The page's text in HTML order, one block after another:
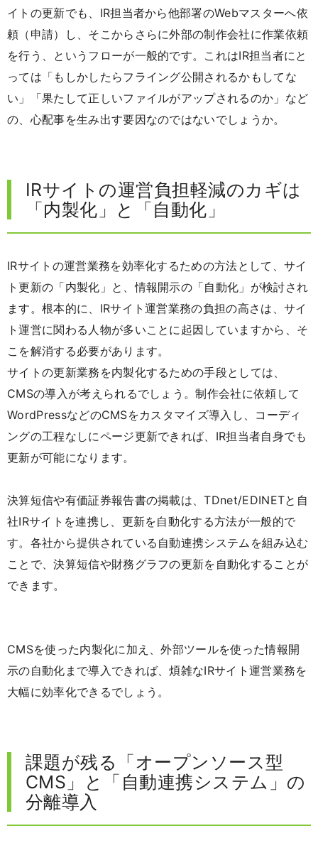
イトの更新でも、IR担当者から他部署のWebマスターへ依
頼（申請）し、そこからさらに外部の制作会社に作業依頼
を行う、というフローが一般的です。これはIR担当者にと
っては「もしかしたらフライング公開されるかもしてな
い」「果たして正しいファイルがアップされるのか」など
の、心配事を生み出す要因なのではないでしょうか。
IRサイトの運営負担軽減のカギは
「内製化」と「自動化」
IRサイトの運営業務を効率化するための方法として、サイ
ト更新の「内製化」と、情報開示の「自動化」が検討され
ます。根本的に、IRサイト運営業務の負担の高さは、サイ
ト運営に関わる人物が多いことに起因していますから、そ
こを解消する必要があります。
サイトの更新業務を内製化するための手段としては、
CMSの導入が考えられるでしょう。制作会社に依頼して
WordPressなどのCMSをカスタマイズ導入し、コーディ
ングの工程なしにページ更新できれば、IR担当者自身でも
更新が可能になります。
決算短信や有価証券報告書の掲載は、TDnet/EDINETと自
社IRサイトを連携し、更新を自動化する方法が一般的で
す。各社から提供されている自動連携システムを組み込む
ことで、決算短信や財務グラフの更新を自動化することが
できます。
CMSを使った内製化に加え、外部ツールを使った情報開
示の自動化まで導入できれば、煩雑なIRサイト運営業務を
大幅に効率化できるでしょう。
課題が残る「オープンソース型
CMS」と「自動連携システム」の
分離導入